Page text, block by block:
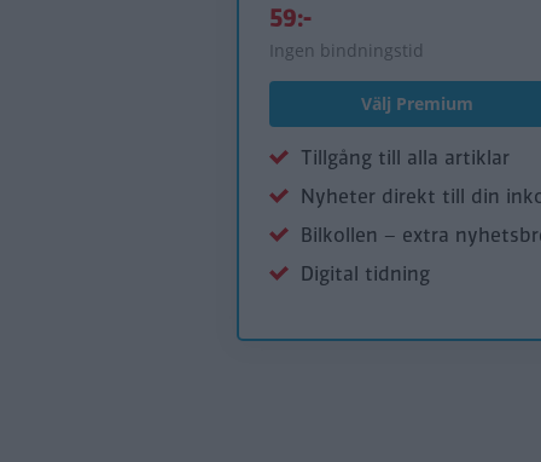
59:-
Ingen bindningstid
Välj Premium
Tillgång till alla artiklar
Nyheter direkt till din
Bilkollen – extra
Digital tidning